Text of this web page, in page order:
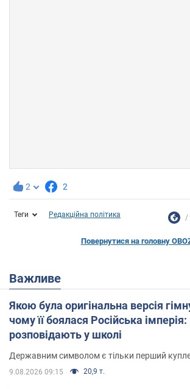
2 2
Теги Редакційна політика
Повернутися на головну
Важливе
Якою була оригінальна версія
чому її боялася Російська
розповідають у школі
Державним символом є тільки перший
9.08.2026 09:15 20,9 т.